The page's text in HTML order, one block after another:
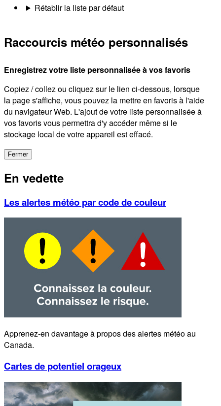
Rétablir la liste par défaut
Raccourcis météo personnalisés
Enregistrez votre liste personnalisée à vos favoris
Copiez / collez ou cliquez sur le lien ci-dessous, lorsque
la page s'affiche, vous pouvez la mettre en favoris à l'aide
du navigateur Web. L'ajout de votre liste personnalisée à
vos favoris vous permettra d'y accéder même si le
stockage local de votre appareil est effacé.
Fermer
En vedette
Les alertes météo par code de couleur
Apprenez-en davantage à propos des alertes météo au
Canada.
Cartes de potentiel orageux